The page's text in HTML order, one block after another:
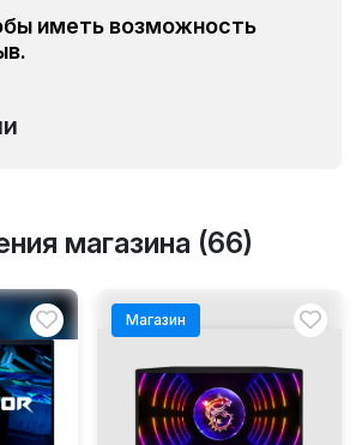
иметь возможность
магазина (66)
Магазин